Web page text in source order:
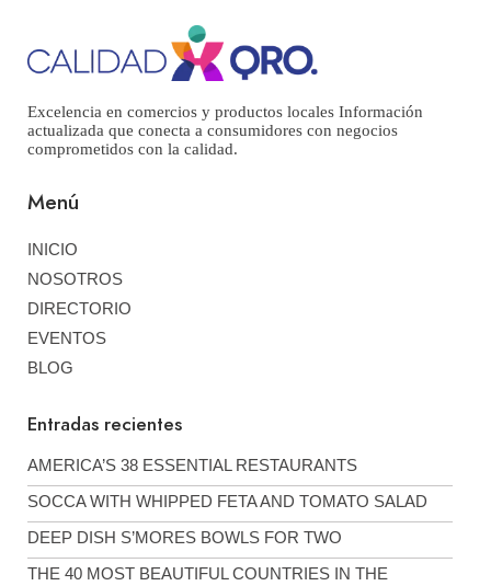
Excelencia en comercios y productos locales Información
actualizada que conecta a consumidores con negocios
comprometidos con la calidad.
Menú
INICIO
NOSOTROS
DIRECTORIO
EVENTOS
BLOG
Entradas recientes
AMERICA’S 38 ESSENTIAL RESTAURANTS
SOCCA WITH WHIPPED FETA AND TOMATO SALAD
DEEP DISH S’MORES BOWLS FOR TWO
THE 40 MOST BEAUTIFUL COUNTRIES IN THE